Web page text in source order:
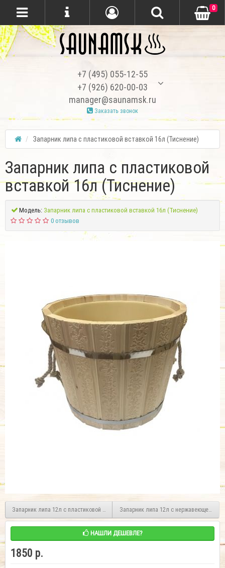
+7 (495) 055-12-55
+7 (926) 620-00-03
manager@saunamsk.ru
Заказать звонок
0
Запарник липа с пластиковой вставкой 16л (Тиснение)
Запарник липа с пластиковой
вставкой 16л (Тиснение)
Модель: Запарник липа с пластиковой вставкой 16л (Тиснение)
0 отзывов
Запарник липа 12л с пластиковой вкладкойЗапарник липа 12л с нержавеющей
НАШЛИ ДЕШЕВЛЕ?
1850 р.